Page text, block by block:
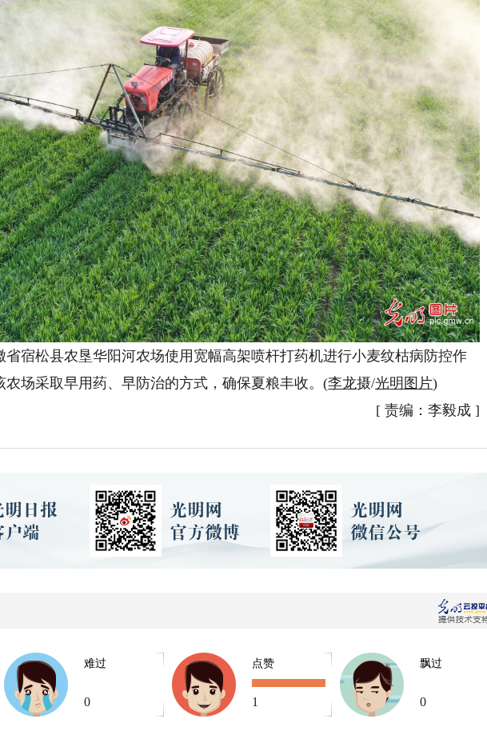
宿松县农垦华阳河农场使用宽幅高架喷杆打药机进行小麦纹枯病防控作
农场采取早用药、早防治的方式，确保夏粮丰收。(李龙摄/光明图片)
[ 责编：李毅成]
难过
0
点赞
1
飘过
0